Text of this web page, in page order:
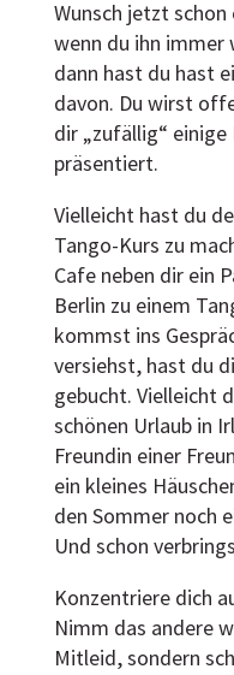
Wunsch jetzt
wenn du ihn immer
dann hast du hast
davon. Du wirst
dir „zufällig“ einige
präsentiert.
Vielleicht hast du
Tango-Kurs zu
Cafe neben dir ein
Berlin zu einem
kommst ins
versiehst, hast du
gebucht. Vielleicht
schönen Urlaub in
Freundin einer
ein kleines
den Sommer noch
Und schon
Konzentriere dich
Nimm das andere
Mitleid, sondern